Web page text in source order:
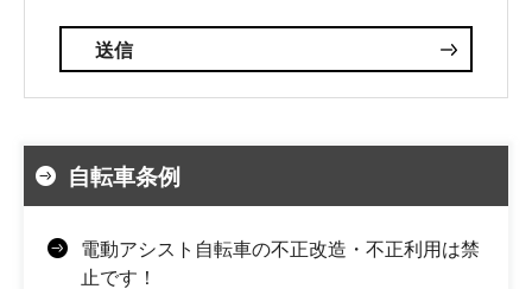
自転車条例
電動アシスト自転車の不正改造・不正利用は禁
止です！